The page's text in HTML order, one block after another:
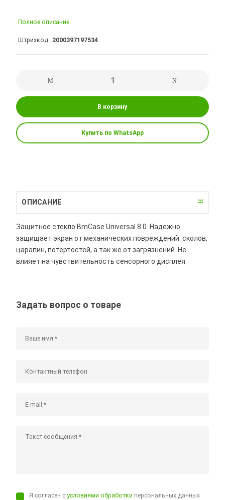
Полное описание
Штрихкод 2000397197534
В корзину
Купить по WhatsApp
ОПИСАНИЕ
Защитное стекло BmCase Universal 8.0. Надежно
защищает экран от механических повреждений: сколов,
царапин, потертостей, а так же от загрязнений. Не
влияет на чувствительность сенсорного дисплея.
Задать вопрос о товаре
Я согласен сусловиями обработки персональных данных